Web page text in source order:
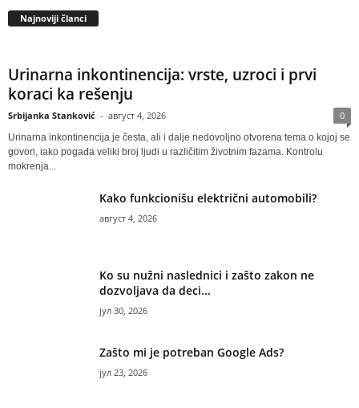
Najnoviji članci
Urinarna inkontinencija: vrste, uzroci i prvi
koraci ka rešenju
Srbijanka Stanković - август 4, 2026 0
Urinarna inkontinencija je česta, ali i dalje nedovoljno otvorena tema o kojoj se
govori, iako pogađa veliki broj ljudi u različitim životnim fazama. Kontrolu
mokrenja...
Kako funkcionišu električni automobili?
август 4, 2026
Ko su nužni naslednici i zašto zakon ne
dozvoljava da deci...
јул 30, 2026
Zašto mi je potreban Google Ads?
јул 23, 2026